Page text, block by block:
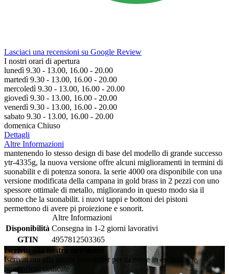
Lasciaci una recensioni su Google Review
I nostri orari di apertura
lunedì 9.30 - 13.00, 16.00 - 20.00
martedì 9.30 - 13.00, 16.00 - 20.00
mercoledì 9.30 - 13.00, 16.00 - 20.00
giovedì 9.30 - 13.00, 16.00 - 20.00
venerdì 9.30 - 13.00, 16.00 - 20.00
sabato 9.30 - 13.00, 16.00 - 20.00
domenica Chiuso
Dettagli
Altre Informazioni
mantenendo lo stesso design di base del modello di grande successo
ytr-4335g, la nuova versione offre alcuni miglioramenti in termini di
suonabilit e di potenza sonora. la serie 4000 ora disponibile con una
versione modificata della campana in gold brass in 2 pezzi con uno
spessore ottimale di metallo, migliorando in questo modo sia il
suono che la suonabilit. i nuovi tappi e bottoni dei pistoni
permettono di avere pi proiezione e sonorit.
Altre Informazioni
Disponibilità Consegna in 1-2 giorni lavorativi
GTIN
4957812503365
Iscriviti alla nostra newsletter
Iscriviti ora alla nostra newsletter per ricevere in esclusiva le
promozioni dedicate